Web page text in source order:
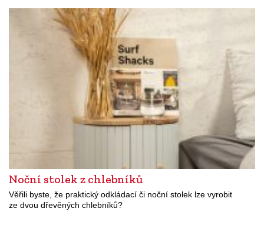
Noční stolek z chlebníků
Věřili byste, že praktický odkládací či noční stolek lze vyrobit
ze dvou dřevěných chlebníků?